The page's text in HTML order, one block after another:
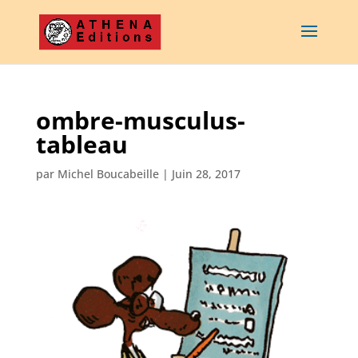
ombre-musculus-
tableau
par Michel Boucabeille| Juin 28, 2017